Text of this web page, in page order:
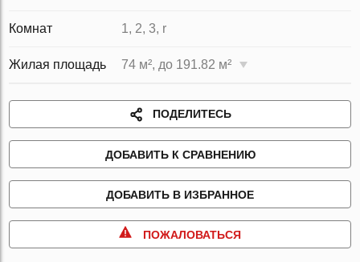
Комнат 1, 2, 3, r
Жилая площадь 74 м², до 191.82 м²
ПОДЕЛИТЕСЬ
ДОБАВИТЬ К СРАВНЕНИЮ
ДОБАВИТЬ В ИЗБРАННОЕ
ПОЖАЛОВАТЬСЯ